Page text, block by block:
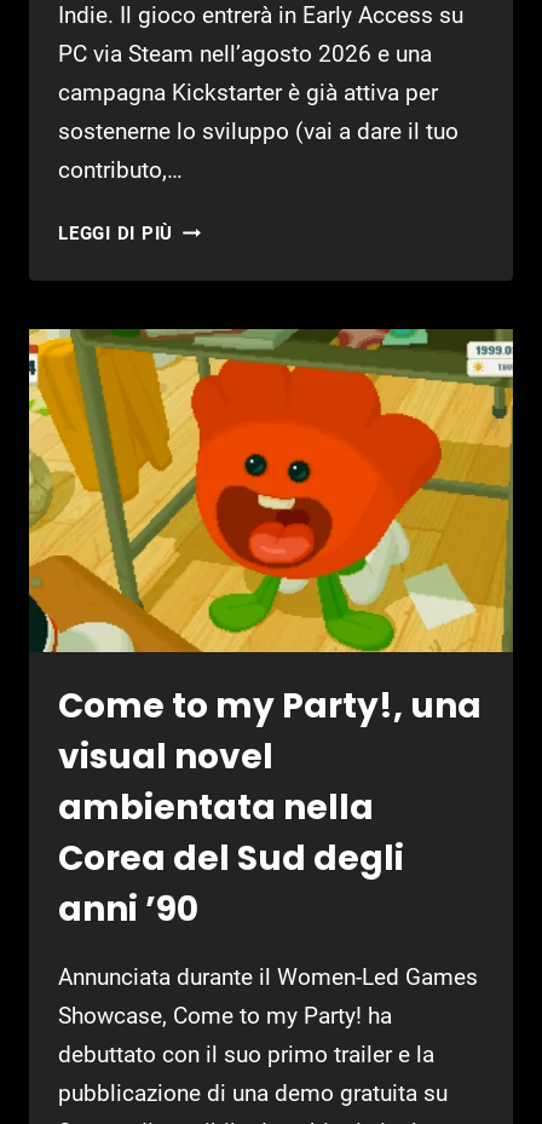
Indie. Il gioco entrerà in Early Access su
PC via Steam nell’agosto 2026 e una
campagna Kickstarter è già attiva per
sostenerne lo sviluppo (vai a dare il tuo
contributo,…
LEGGI DI PIÙ BLUE
CO-
OP
HORROR
CRYPTID
DEGLI
APPALACHI
ARRIVA
IN
EARLY
ACCESS
AGOSTO
Come to my Party!, una
visual novel
ambientata nella
Corea del Sud degli
anni ’90
Annunciata durante il Women-Led Games
Showcase, Come to my Party! ha
debuttato con il suo primo trailer e la
pubblicazione di una demo gratuita su